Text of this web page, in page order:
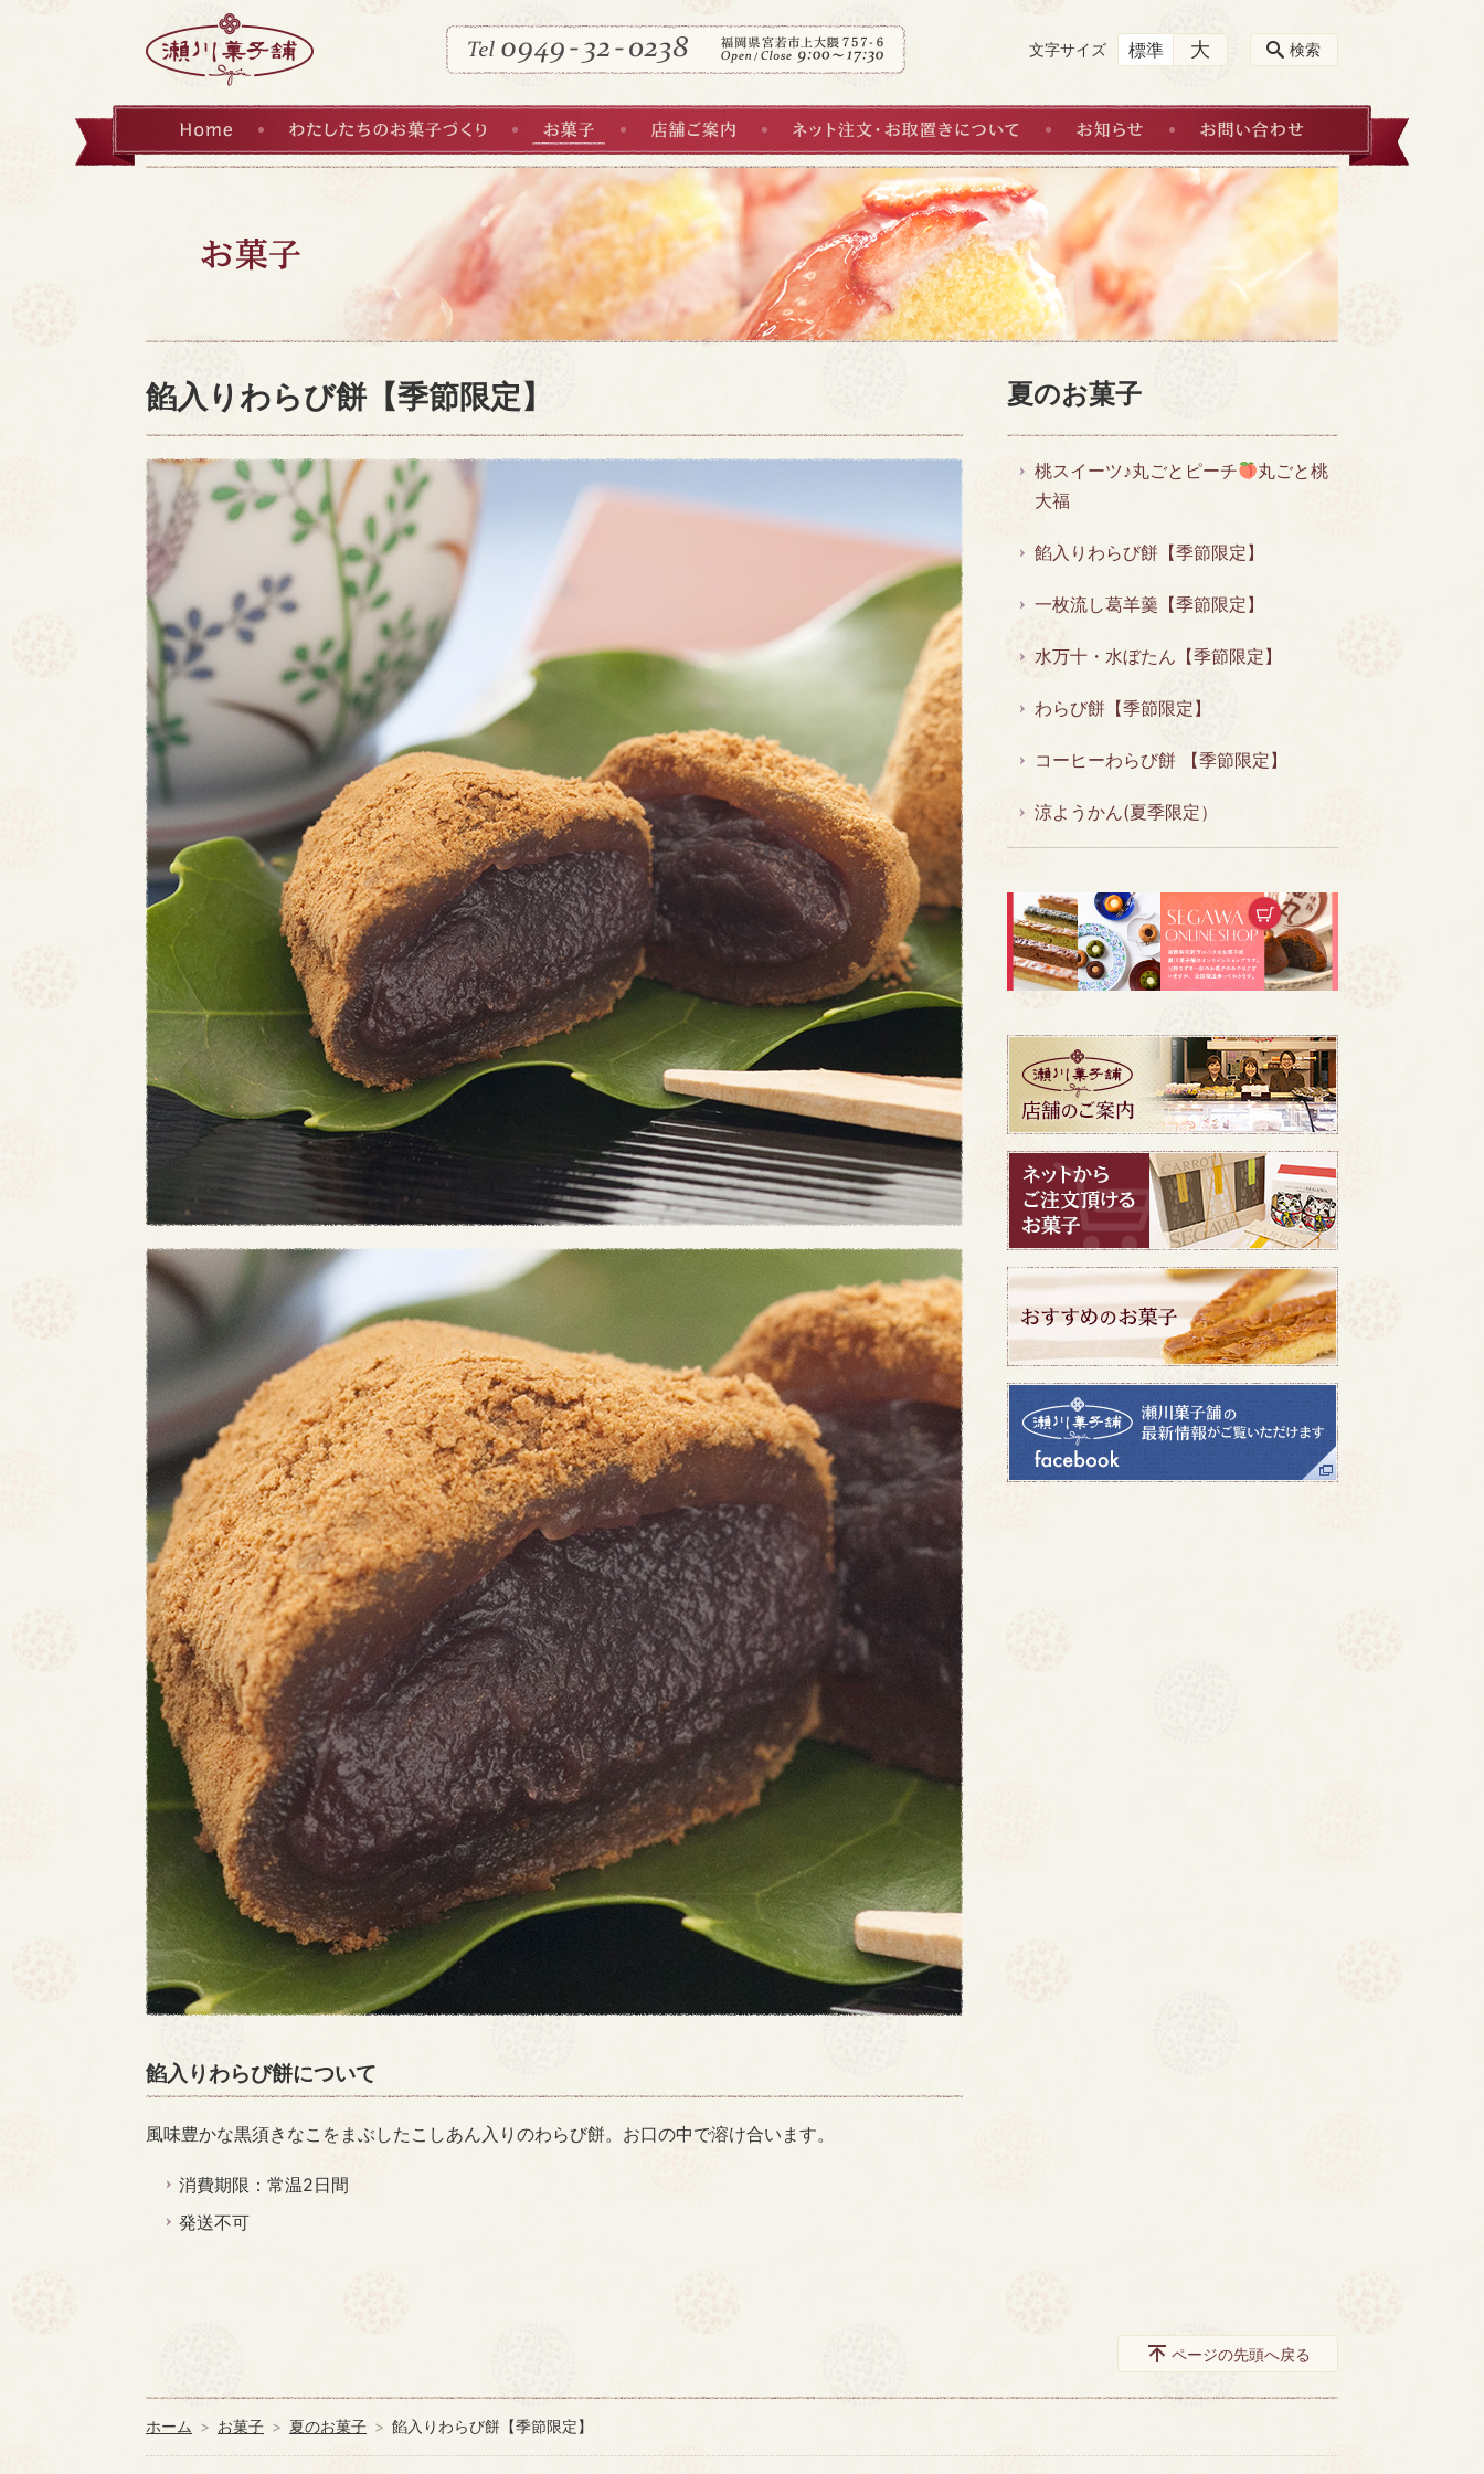
お菓子 ネット販売・お取置きについて お知らせ
検索
文字サイズ 標準 大
餡入りわらび餅【季節限定】
餡入りわらび餅について
風味豊かな黒須きなこをまぶしたこしあん入りのわらび餅。お口の中で溶け合います。
消費期限：常温2日間
発送不可
夏のお菓子
桃スイーツ♪丸ごとピーチ
丸ごと桃
大福
餡入りわらび餅【季節限定】
一枚流し葛羊羹【季節限定】
水万十・水ぼたん【季節限定】
わらび餅【季節限定】
コーヒーわらび餅 【季節限定】
涼ようかん(夏季限定）
ページの先頭へ戻る
ホーム お菓子 夏のお菓子 餡入りわらび餅【季節限定】